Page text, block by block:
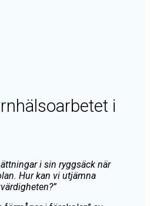
i
i sin ryggsäck när
Hur kan vi utjämna